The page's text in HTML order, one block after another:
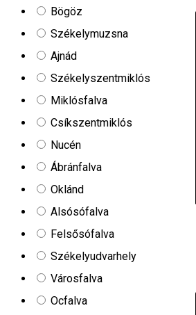
Bögöz
Székelymuzsna
Ajnád
Székelyszentmiklós
Miklósfalva
Csíkszentmiklós
Nucén
Ábránfalva
Oklánd
Alsósófalva
Felsősófalva
Székelyudvarhely
Városfalva
Ocfalva